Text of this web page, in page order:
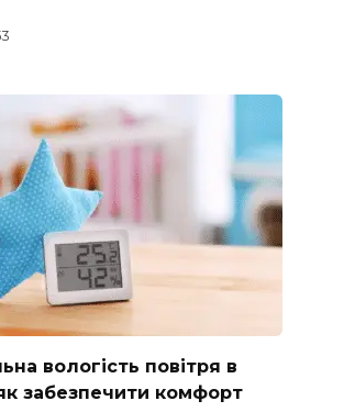
вологість повітря в
як забезпечити комфорт